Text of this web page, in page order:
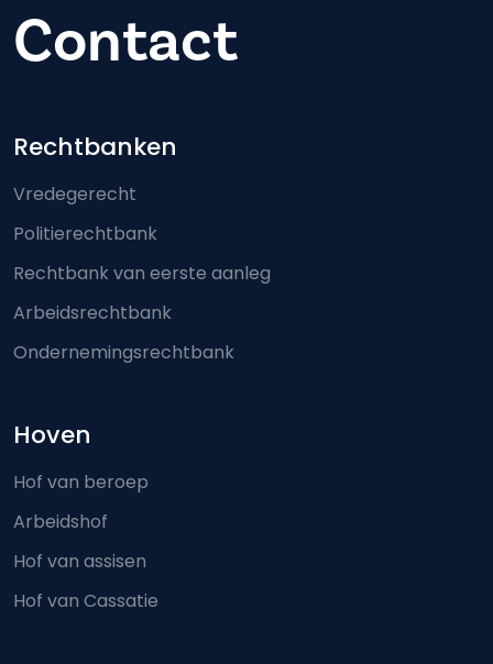
Contact
Footer-menu
Rechtbanken
Vredegerecht
Politierechtbank
Rechtbank van eerste aanleg
Arbeidsrechtbank
Ondernemingsrechtbank
Hoven
Hof van beroep
Arbeidshof
Hof van assisen
Hof van Cassatie